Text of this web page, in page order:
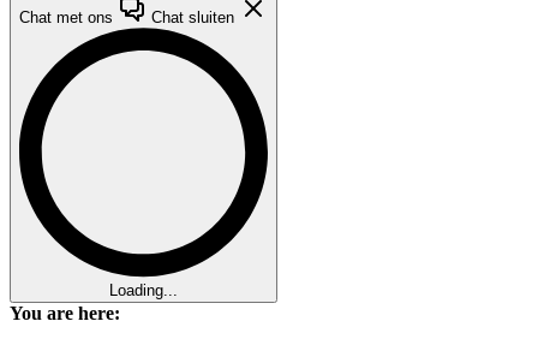
Chat met ons Chat sluiten
Loading...
You are here: